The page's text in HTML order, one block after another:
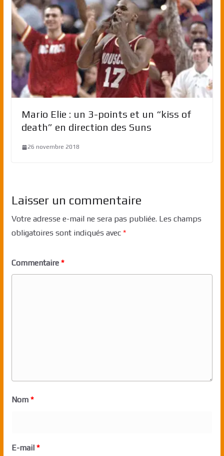
Mario Elie : un 3-points et un “kiss of
death” en direction des Suns
26 novembre 2018
Laisser un commentaire
Votre adresse e-mail ne sera pas publiée. Les champs
obligatoires sont indiqués avec *
Commentaire *
Nom *
E-mail *